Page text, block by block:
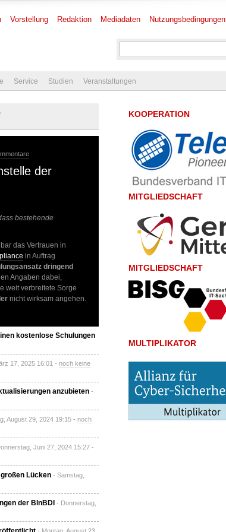
Vorstellung Redaktion Mediadaten Nutzungsbedingungen
Service Studien Veranstaltungen
der
bestehende
das Vertrauen in
in Auftrag
dringend
Angaben dabei,
weit verbreitete Sorge
nicht wirksam angehen.
kostenlose Schulungen
17, 2025 16:01 - noch keine
anzubieten -
August 29, 2024 19:15 - noch
Juni 27, 2024 15:27 -
Lücken - Samstag,
der BlnBDI - Donnerstag,
KOOPERATION
MITGLIEDSCHAFT
MITGLIEDSCHAFT
MULTIPLIKATOR